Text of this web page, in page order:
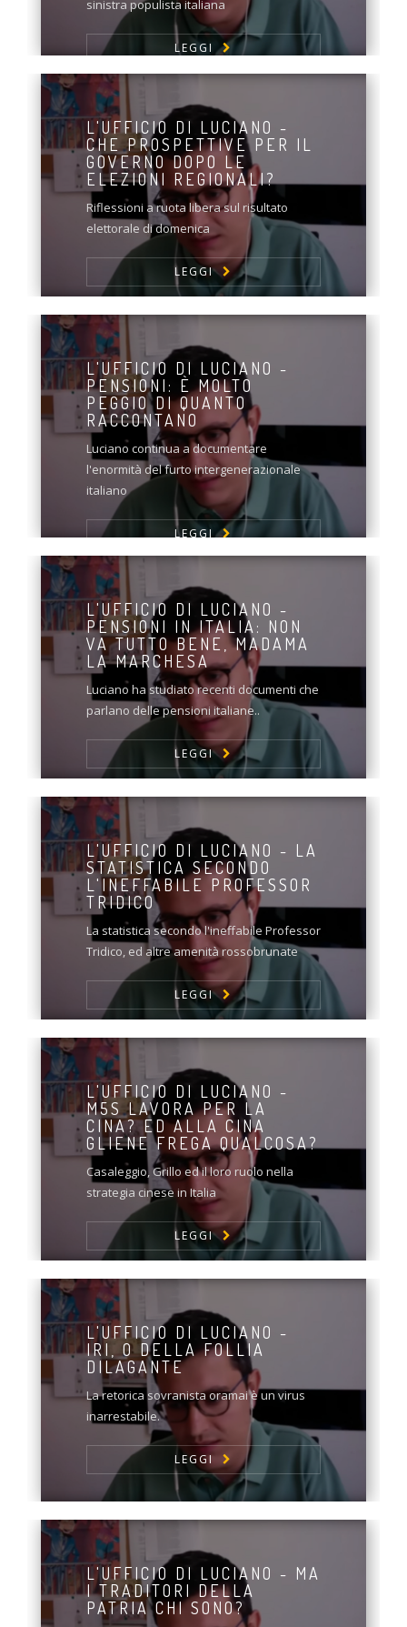
sinistra populista italiana
LEGGI
L'UFFICIO DI LUCIANO -
CHE PROSPETTIVE PER IL
GOVERNO DOPO LE
ELEZIONI REGIONALI?
Riflessioni a ruota libera sul risultato
elettorale di domenica
LEGGI
L'UFFICIO DI LUCIANO -
PENSIONI: È MOLTO
PEGGIO DI QUANTO
RACCONTANO
Luciano continua a documentare
l'enormità del furto intergenerazionale
italiano
LEGGI
L'UFFICIO DI LUCIANO -
PENSIONI IN ITALIA: NON
VA TUTTO BENE, MADAMA
LA MARCHESA
Luciano ha studiato recenti documenti che
parlano delle pensioni italiane..
LEGGI
L'UFFICIO DI LUCIANO - LA
STATISTICA SECONDO
L'INEFFABILE PROFESSOR
TRIDICO
La statistica secondo l'ineffabile Professor
Tridico, ed altre amenità rossobrunate
LEGGI
L'UFFICIO DI LUCIANO -
M5S LAVORA PER LA
CINA? ED ALLA CINA
GLIENE FREGA QUALCOSA?
Casaleggio, Grillo ed il loro ruolo nella
strategia cinese in Italia
LEGGI
L'UFFICIO DI LUCIANO -
IRI, O DELLA FOLLIA
DILAGANTE
La retorica sovranista oramai è un virus
inarrestabile.
LEGGI
L'UFFICIO DI LUCIANO - MA
I TRADITORI DELLA
PATRIA CHI SONO?